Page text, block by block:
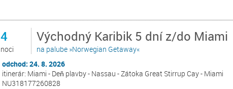
4
noci
Východný Karibik 5 dní z/do Miami
na palube »Norwegian Getaway«
odchod: 24. 8. 2026
itinerár: Miami - Deň plavby - Nassau - Zátoka Great Stirrup Cay - Miami
NU318177260828